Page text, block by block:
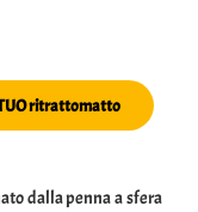
ritrattomatto
dalla penna a sfera